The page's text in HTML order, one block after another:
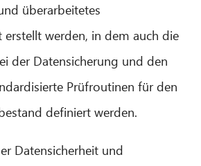
überarbeitetes
erstellt werden, in dem auch die
der Datensicherung und den
Prüfroutinen für den
definiert werden.
Datensicherheit und